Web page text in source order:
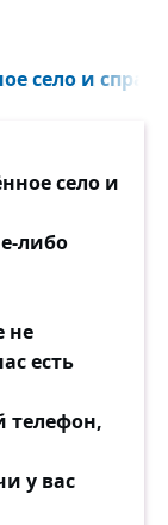
село и
село и
либо
не
есть
телефон,
у вас